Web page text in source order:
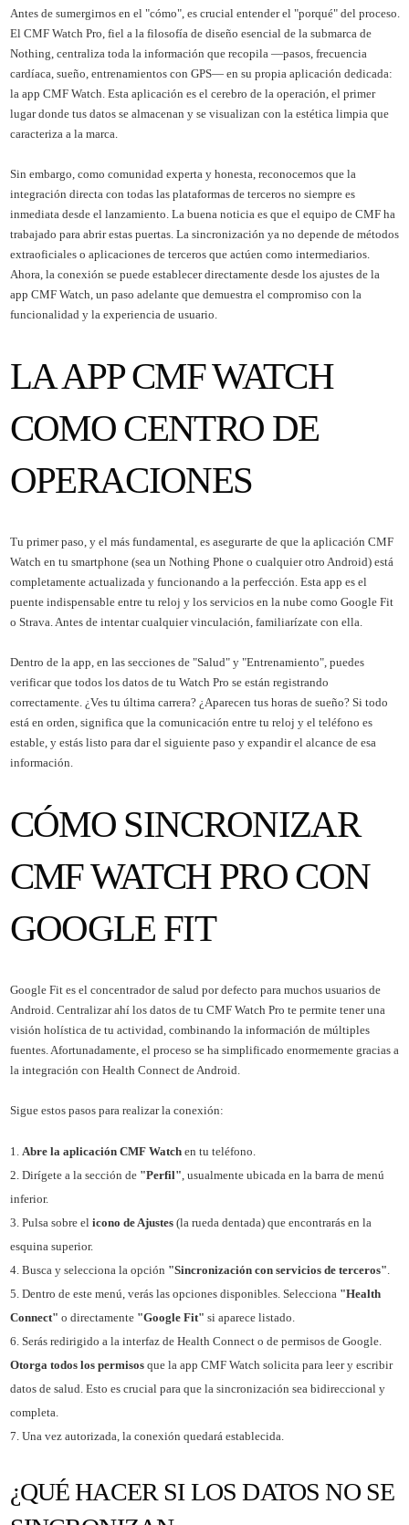
Antes de sumergirnos en el "cómo", es crucial entender el "porqué" del proceso.
El CMF Watch Pro, fiel a la filosofía de diseño esencial de la submarca de
Nothing, centraliza toda la información que recopila —pasos, frecuencia
cardíaca, sueño, entrenamientos con GPS— en su propia aplicación dedicada:
la app CMF Watch. Esta aplicación es el cerebro de la operación, el primer
lugar donde tus datos se almacenan y se visualizan con la estética limpia que
caracteriza a la marca.
Sin embargo, como comunidad experta y honesta, reconocemos que la
integración directa con todas las plataformas de terceros no siempre es
inmediata desde el lanzamiento. La buena noticia es que el equipo de CMF ha
trabajado para abrir estas puertas. La sincronización ya no depende de métodos
extraoficiales o aplicaciones de terceros que actúen como intermediarios.
Ahora, la conexión se puede establecer directamente desde los ajustes de la
app CMF Watch, un paso adelante que demuestra el compromiso con la
funcionalidad y la experiencia de usuario.
LA APP CMF WATCH
COMO CENTRO DE
OPERACIONES
Tu primer paso, y el más fundamental, es asegurarte de que la aplicación CMF
Watch en tu smartphone (sea un Nothing Phone o cualquier otro Android) está
completamente actualizada y funcionando a la perfección. Esta app es el
puente indispensable entre tu reloj y los servicios en la nube como Google Fit
o Strava. Antes de intentar cualquier vinculación, familiarízate con ella.
Dentro de la app, en las secciones de "Salud" y "Entrenamiento", puedes
verificar que todos los datos de tu Watch Pro se están registrando
correctamente. ¿Ves tu última carrera? ¿Aparecen tus horas de sueño? Si todo
está en orden, significa que la comunicación entre tu reloj y el teléfono es
estable, y estás listo para dar el siguiente paso y expandir el alcance de esa
información.
CÓMO SINCRONIZAR
CMF WATCH PRO CON
GOOGLE FIT
Google Fit es el concentrador de salud por defecto para muchos usuarios de
Android. Centralizar ahí los datos de tu CMF Watch Pro te permite tener una
visión holística de tu actividad, combinando la información de múltiples
fuentes. Afortunadamente, el proceso se ha simplificado enormemente gracias a
la integración con Health Connect de Android.
Sigue estos pasos para realizar la conexión:
Abre la aplicación CMF Watchen tu teléfono.
Dirígete a la sección de "Perfil", usualmente ubicada en la barra de menú
inferior.
Pulsa sobre el icono de Ajustes(la rueda dentada) que encontrarás en la
esquina superior.
Busca y selecciona la opción "Sincronización con servicios de terceros".
Dentro de este menú, verás las opciones disponibles. Selecciona "Health
Connect" o directamente "Google Fit" si aparece listado.
Serás redirigido a la interfaz de Health Connect o de permisos de Google.
Otorga todos los permisosque la app CMF Watch solicita para leer y escribir
datos de salud. Esto es crucial para que la sincronización sea bidireccional y
completa.
Una vez autorizada, la conexión quedará establecida.
¿QUÉ HACER SI LOS DATOS NO SE